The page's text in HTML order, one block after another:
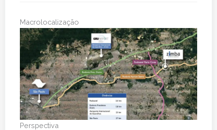
Macrolocalização
Perspectiva